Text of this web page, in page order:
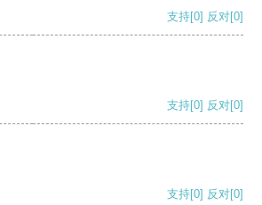
支持[0] 反对[0]
支持[0] 反对[0]
支持[0] 反对[0]